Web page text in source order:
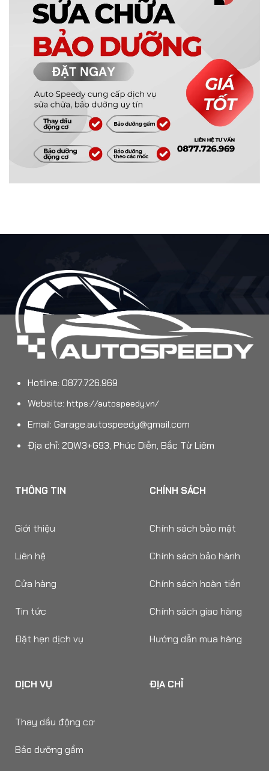
Hotline: 0877.726.969
Website: https://autospeedy.vn/
Email: Garage.autospeedy@gmail.com
Địa chỉ: 2QW3+G93, Phúc Diễn, Bắc Từ Liêm
THÔNG TIN
Giới thiệu
Liên hệ
Cửa hàng
Tin tức
Đặt hẹn dịch vụ
CHÍNH SÁCH
Chính sách bảo mật
Chính sách bảo hành
Chính sách hoàn tiền
Chính sách giao hàng
Hướng dẫn mua hàng
DỊCH VỤ
Thay dầu động cơ
Bảo dưỡng gầm
ĐỊA CHỈ